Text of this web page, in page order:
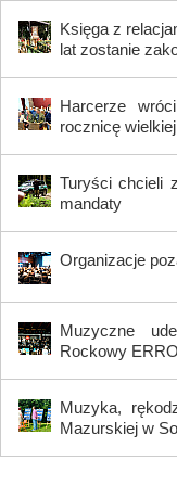
Księga z
lat zostanie
Harcerze
rocznicę
Turyści chcieli
mandaty
Organizacje
Muzyczne
Rockowy
Muzyka,
Mazurskiej w